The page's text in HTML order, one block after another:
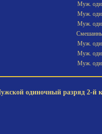
Муж.
Муж.
Муж.
Муж.
Муж.
Муж.
одиночный разряд 2-й